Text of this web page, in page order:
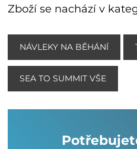
Zboží se nachází v
NÁVLEKY NA BĚHÁNÍ
SEA TO SUMMIT VŠE